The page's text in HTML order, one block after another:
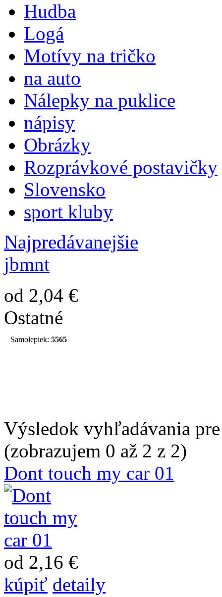
Hudba
Logá
Motívy na tričko
na auto
Nálepky na puklice
nápisy
Obrázky
Rozprávkové postavičky
Slovensko
sport kluby
Najpredávanejšie
jbmnt
od 2,04 €
Ostatné
Samolepiek: 5565
Výsledok vyhľadávania
(zobrazujem 0 až 2 z 2)
Dont touch my car 01
od 2,16 €
kúpiť detaily